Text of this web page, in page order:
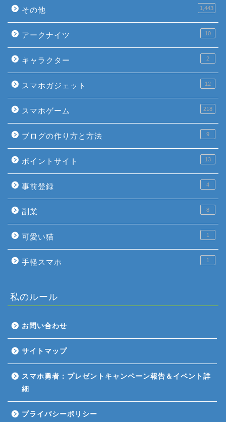
その他 1,443
アークナイツ 10
キャラクター 2
スマホガジェット 12
スマホゲーム 218
ブログの作り方と方法 9
ポイントサイト 13
事前登録 4
副業 8
可愛い猫 1
手軽スマホ 1
私のルール
お問い合わせ
サイトマップ
スマホ勇者：プレゼントキャンペーン報告＆イベント詳
細
プライバシーポリシー
ホーム